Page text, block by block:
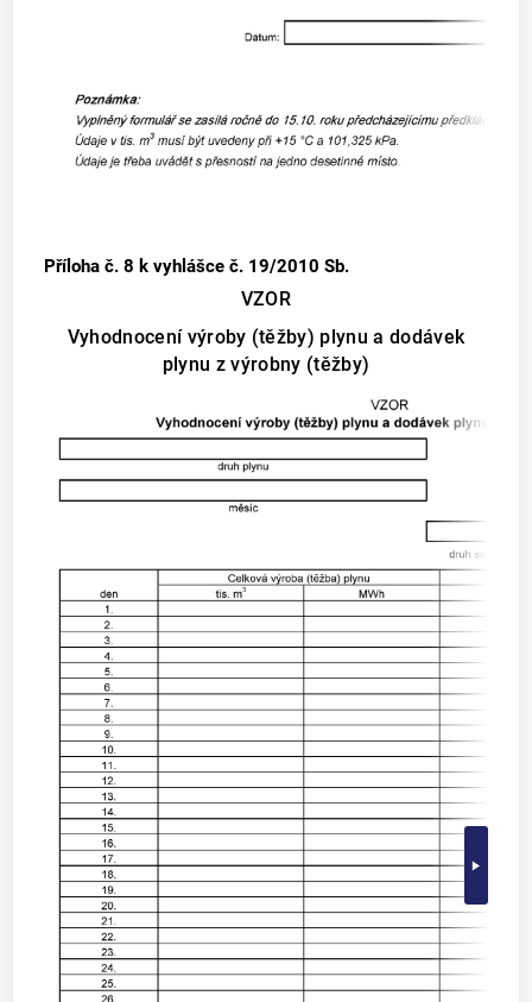
Příloha č. 8 k vyhlášce č. 19/2010 Sb.
VZOR
Vyhodnocení výroby (těžby) plynu a dodávek
plynu z výrobny (těžby)